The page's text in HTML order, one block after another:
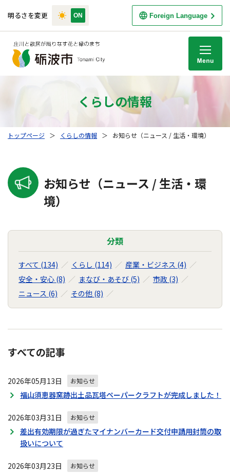
明るさを変更 Foreign Language
くらしの情報
トップページ ＞ くらしの情報 ＞ お知らせ（ニュース / 生活・環境）
お知らせ（ニュース / 生活・環
境）
分類
すべて (134) くらし (114)
産業・ビジネス (4)
安全・安心 (8)
まなび・あそび (5)
市政 (3)
ニュース (6)
その他 (8)
すべての記事
2026年05月13日 お知らせ
福山須恵器窯跡出土品瓦塔ペーパークラフトが完成しました！
2026年03月31日 お知らせ
差出有効期限が過ぎたマイナンバーカード交付申請用封筒の取
扱いについて
2026年03月23日 お知らせ